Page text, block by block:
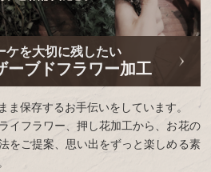
ケを大切に残したい
ーブドフラワー加工
ま保存するお手伝いをしています。
イフラワー、押し花加工から、お花の
をご提案、思い出をずっと楽しめる素